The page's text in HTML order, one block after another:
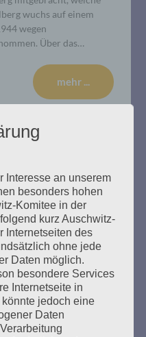
wuchs auf einem
wegen
Über das…
mehr ...
Richterin, dass der
Waterkamp
abgewiesen wird. Es
die Unparteilichkeit des
widerspreche Hördler
wonach sich dieser
Interesse an unserem
besonders hohen
Komitee in der
kurz Auschwitz-
Internetseiten des
ohne jede
Daten möglich.
besondere Services
Internetseite in
jedoch eine
Daten